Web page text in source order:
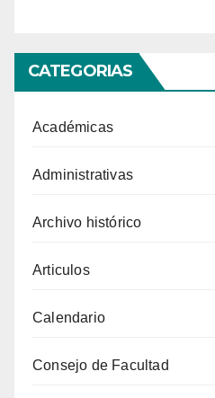
CATEGORIAS
Académicas
Administrativas
Archivo histórico
Articulos
Calendario
Consejo de Facultad